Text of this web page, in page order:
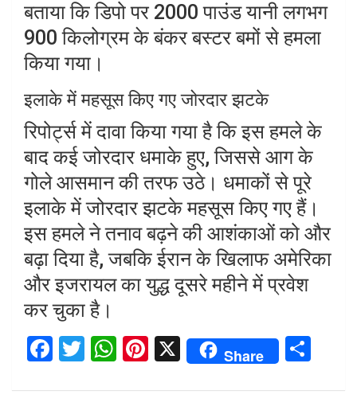
बताया कि डिपो पर 2000 पाउंड यानी लगभग
900 किलोग्रम के बंकर बस्टर बमों से हमला
किया गया।
इलाके में महसूस किए गए जोरदार झटके
रिपोर्ट्स में दावा किया गया है कि इस हमले के
बाद कई जोरदार धमाके हुए, जिससे आग के
गोले आसमान की तरफ उठे। धमाकों से पूरे
इलाके में जोरदार झटके महसूस किए गए हैं।
इस हमले ने तनाव बढ़ने की आशंकाओं को और
बढ़ा दिया है, जबकि ईरान के खिलाफ अमेरिका
और इजरायल का युद्ध दूसरे महीने में प्रवेश
कर चुका है।
F
ce
T
tt
W
at
Pi
er
X Share
ar